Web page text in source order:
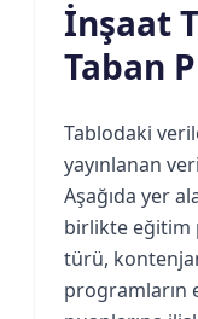
İnşaat
Taban
Tablodaki
yayınlanan
Aşağıda yer
birlikte eğitim
türü,
programların